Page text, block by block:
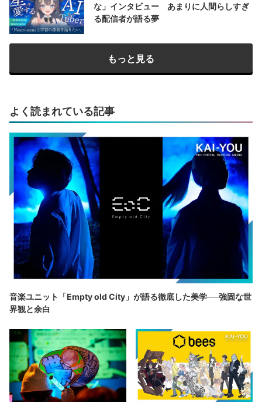
な」インタビュー あまりに人間らしすぎ
る配信者が語る夢
もっと見る
よく読まれている記事
音楽ユニット「Empty old City」が語る徹底した美学──強固な世
界観と余白